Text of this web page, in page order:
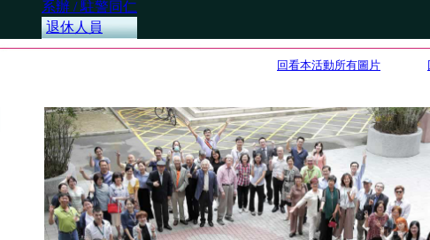
系辦 / 駐警同仁
退休人員
回看本活動所有圖片